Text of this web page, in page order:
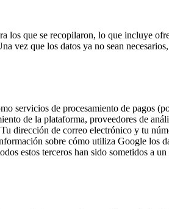
los que se recopilaron, lo que incluye
vez que los datos ya no sean
servicios de procesamiento de pagos
de la plataforma, proveedores de
dirección de correo electrónico y tu
sobre cómo utiliza Google los
estos terceros han sido sometidos a